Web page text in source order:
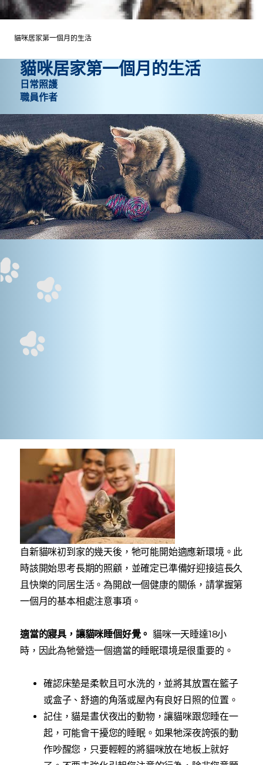
貓咪居家第一個月的生活
貓咪居家第一個月的生活
日常照護
職員作者
自新貓咪初到家的幾天後，牠可能開始適應新環境。此
時該開始思考長期的照顧，並確定已準備好迎接這長久
且快樂的同居生活。為開啟一個健康的關係，請掌握第
一個月的基本相處注意事項。
適當的寢具，讓貓咪睡個好覺。 貓咪一天睡達18小
時，因此為牠營造一個適當的睡眠環境是很重要的。
確認床墊是柔軟且可水洗的，並將其放置在籃子
或盒子、舒適的角落或屋內有良好日照的位置。
記住，貓是晝伏夜出的動物，讓貓咪跟您睡在一
起，可能會干擾您的睡眠。如果牠深夜誇張的動
作吵醒您，只要輕輕的將貓咪放在地板上就好